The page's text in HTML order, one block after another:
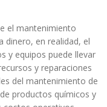
el mantenimiento
dinero, en realidad, el
y equipos puede llevar
y reparaciones
del mantenimiento de
productos químicos y